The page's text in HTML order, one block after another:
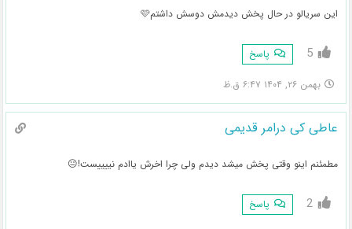
این سریالو در حال پخش دیدمش دوسش داشتم🩷
5 پاسخ
بهمن ۲۶, ۱۴۰۴ ۶:۴۷ ق.ظ
عاطی کی درامر قدیمی
مطمئنم اینو وقتی پخش میشد دیدم ولی چرا اخرش یاادم نییییست!😐
2 پاسخ